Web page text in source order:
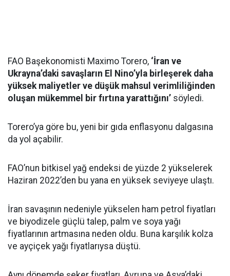
FAO Başekonomisti Maximo Torero, ‘İran ve
Ukrayna’daki savaşların El Nino’yla birleşerek daha
yüksek maliyetler ve düşük mahsul verimliliğinden
oluşan mükemmel bir fırtına yarattığını’ söyledi.
Torero’ya göre bu, yeni bir gıda enflasyonu dalgasına
da yol açabilir.
FAO’nun bitkisel yağ endeksi de yüzde 2 yükselerek
Haziran 2022’den bu yana en yüksek seviyeye ulaştı.
İran savaşının nedeniyle yükselen ham petrol fiyatları
ve biyodizele güçlü talep, palm ve soya yağı
fiyatlarının artmasına neden oldu. Buna karşılık kolza
ve ayçiçek yağı fiyatlarıysa düştü.